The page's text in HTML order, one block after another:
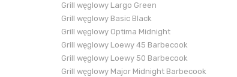
Grill węglowy Largo Green
Grill węglowy Basic Black
Grill węglowy Optima Midnight
Grill węglowy Loewy 45 Barbecook
Grill węglowy Loewy 50 Barbecook
Grill węglowy Major Midnight Barbecook